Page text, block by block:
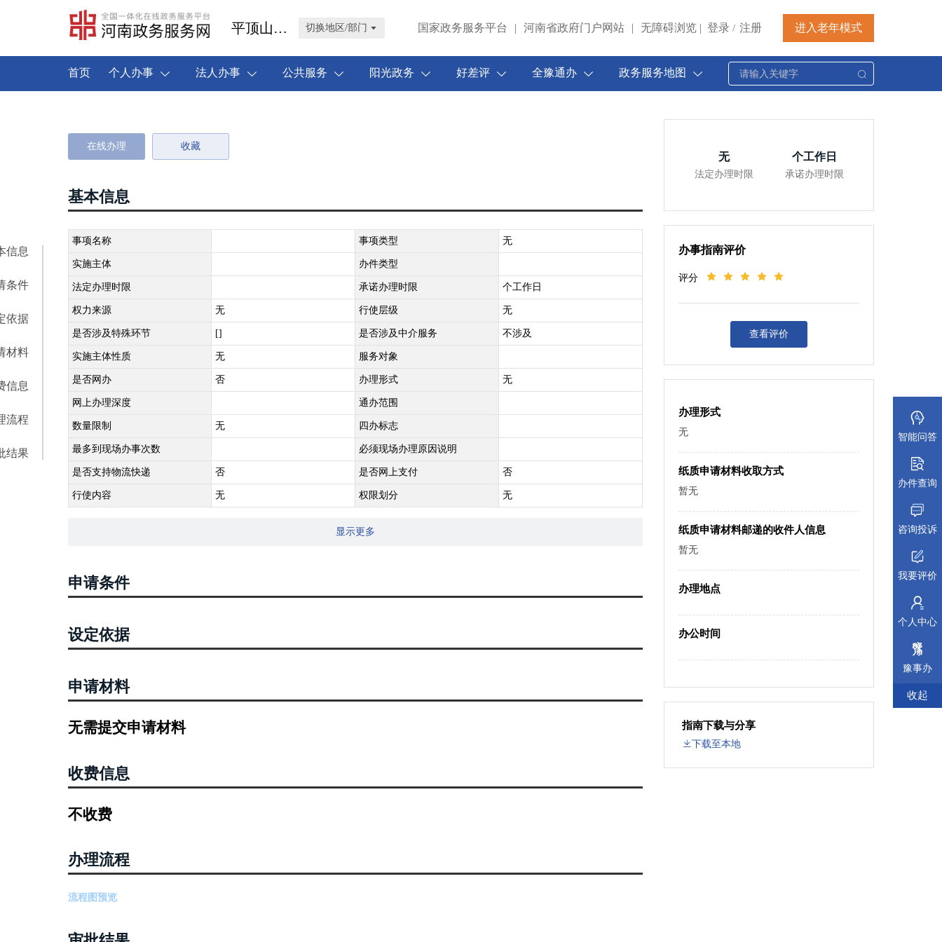
平顶山市叶县 切换地区/部门 国家政务服务平台 | 河南省政府门户网站 | 无障碍浏览 | 登录 / 注册 进入老年模式
首页 个人办事 法人办事 公共服务 阳光政务 好差评 全豫通办 政务服务地图
信息
条件
依据
材料
信息
流程
结果
在线办理 收藏
基本信息
事项名称 事项类型 无
实施主体 办件类型
法定办理时限 承诺办理时限 个工作日
权力来源 无 行使层级 无
是否涉及特殊环节 [] 是否涉及中介服务 不涉及
实施主体性质 无 服务对象
是否网办 否 办理形式 无
网上办理深度 通办范围
数量限制 无 四办标志
最多到现场办事次数 必须现场办理原因说明
是否支持物流快递 否 是否网上支付 否
行使内容 无 权限划分 无
显示更多
申请条件
设定依据
申请材料
无需提交申请材料
收费信息
不收费
办理流程
流程图预览
无
法定办理时限
个工作日
承诺办理时限
办事指南评价
评分
查看评价
办理形式
无
纸质申请材料收取方式
暂无
纸质申请材料邮递的收件人信息
暂无
办理地点
办公时间
指南下载与分享
下载至本地
智能问答
办件查询
咨询投诉
我要评价
个人中心
豫事办
收起